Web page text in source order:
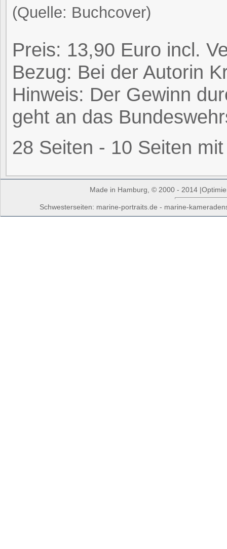
(Quelle: Buchcover)
Preis: 13,90 Euro incl.
Bezug: Bei der Autorin
Hinweis: Der Gewinn
geht an das
28 Seiten - 10 Seiten
Made in Hamburg, © 2000 - 2014
Schwesterseiten: marine-portraits.de - marine-